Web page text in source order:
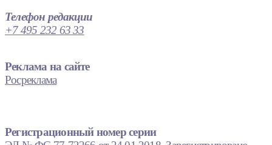
Телефон редакции
+7 495 232 63 33
Реклама на сайте
Росреклама
Регистрационный номер серии